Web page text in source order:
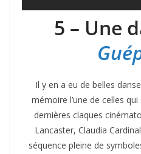
5 – Une
Il y en a eu de belles
mémoire l’une de celles
dernières claques
Lancaster, Claudia
séquence pleine de